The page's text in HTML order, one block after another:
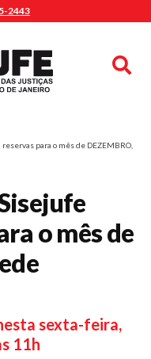
2443
para o mês de DEZEMBRO,
o mês de
sexta-feira,
11h